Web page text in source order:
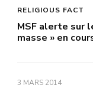
RELIGIOUS FACT
MSF alerte sur
masse » en
3 MARS 2014